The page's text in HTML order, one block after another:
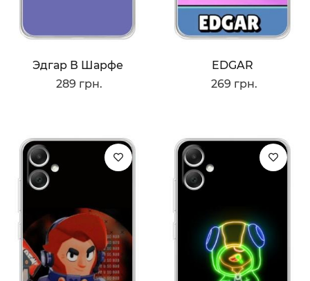
Эдгар В Шарфе
289 грн.
EDGAR
269 грн.